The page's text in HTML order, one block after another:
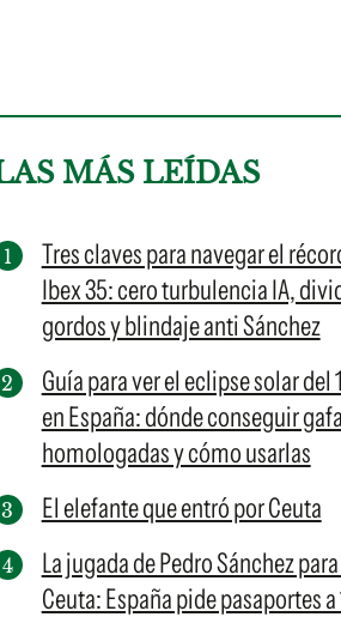
MÁS LEÍDAS
Tres claves para navegar el
Ibex 35: cero turbulencia IA,
gordos y blindaje anti Sánchez
Guía para ver el eclipse solar del
en España: dónde conseguir
homologadas y cómo usarlas
El elefante que entró por Ceuta
La jugada de Pedro Sánchez
Ceuta: España pide pasaportes